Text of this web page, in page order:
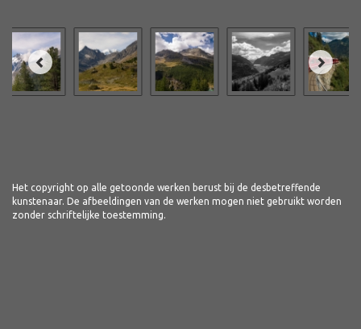
Het copyright op alle getoonde werken berust bij de desbetreffende
kunstenaar. De afbeeldingen van de werken mogen niet gebruikt worden
zonder schriftelijke toestemming.